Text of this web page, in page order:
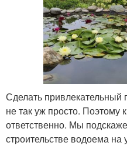
Сделать
не так уж просто. Поэтому
ответственно. Мы
строительстве водоема на